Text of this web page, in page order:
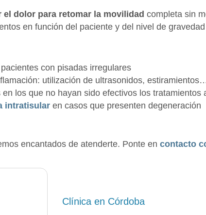
el dolor para retomar la movilidad completa sin
en función del paciente y del nivel de
con pisadas irregulares
utilización de ultrasonidos,
los que no hayan sido efectivos los tratamientos
intratisular en casos que presenten degeneración
encantados de atenderte. Ponte en contacto
Clínica en Córdoba